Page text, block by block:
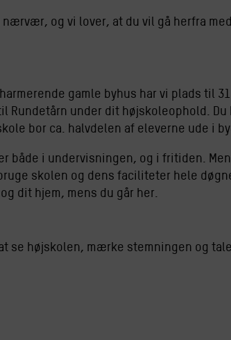
og vi lover, at du vil gå herfra
gamle byhus har vi plads til
Rundetårn under dit højskoleophold.
bor ca. halvdelen af eleverne ude i
både i undervisningen, og i fritiden.
skolen og dens faciliteter hele
dit hjem, mens du går her.
se højskolen, mærke stemningen og